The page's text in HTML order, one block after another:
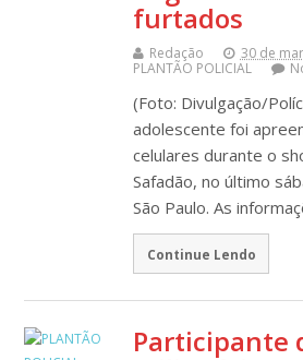
furtados
Redação
30 de
PLANTÃO POLICIAL
(Foto: Divulgação/
adolescente foi
celulares durante o
Safadão, no último
São Paulo. As
Continue Lendo
Participante